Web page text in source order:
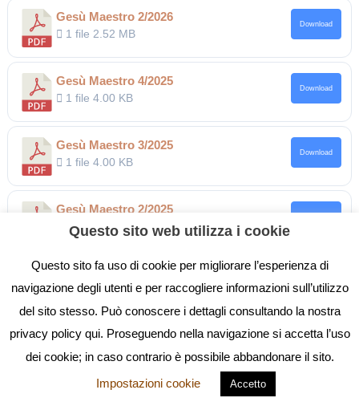
Gesù Maestro 2/2026
1 file 2.52 MB
Download
Gesù Maestro 4/2025
1 file4.00 KB
Download
Gesù Maestro 3/2025
1 file4.00 KB
Download
Gesù Maestro 2/2025
1 file3.29 MB
Gesù Maestro 1/2025
1 file3.29 MB
Questo sito web utilizza i cookie
Questo sito fa uso di cookie per migliorare l’esperienza di
navigazione degli utenti e per raccogliere informazioni sull’utilizzo
del sito stesso. Può conoscere i dettagli consultando la nostra
privacy policy qui. Proseguendo nella navigazione si accetta l’uso
dei cookie; in caso contrario è possibile abbandonare il sito.
Impostazioni cookie
Accetto